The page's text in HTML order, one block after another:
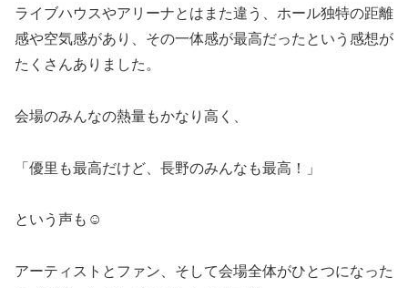
ライブハウスやアリーナとはまた違う、ホール独特の距離
感や空気感があり、その一体感が最高だったという感想が
たくさんありました。
会場のみんなの熱量もかなり高く、
「優里も最高だけど、長野のみんなも最高！」
という声も☺️
アーティストとファン、そして会場全体がひとつになった